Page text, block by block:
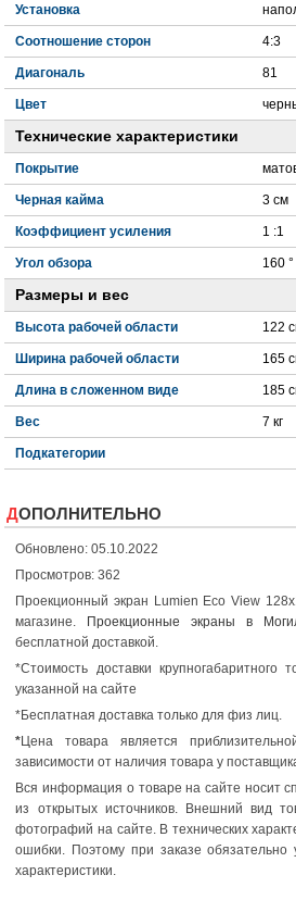
Установка
Соотношение сторон 4:3
Диагональ 81
Цвет
Технические характеристики
Покрытие
Черная кайма 3 см
Коэффициент усиления 1 :1
Угол обзора 160 °
Размеры и вес
Высота рабочей области 122
Ширина рабочей области 165
Длина в сложенном виде 185
Вес 7 кг
Подкатегории
ДОПОЛНИТЕЛЬНО
Обновлено: 05.10.2022
Просмотров: 362
Проекционный экран Lumien Eco View
магазине.
Проекционные экраны в
бесплатной доставкой.
*Стоимость доставки крупногабаритного
указанной на сайте
*Бесплатная доставка только для физ лиц.
*Цена товара является
зависимости от наличия товара у
Вся информация о товаре на сайте носит
из открытых источников. Внешний вид
фотографий на сайте. В технических
ошибки. Поэтому при заказе
характеристики.